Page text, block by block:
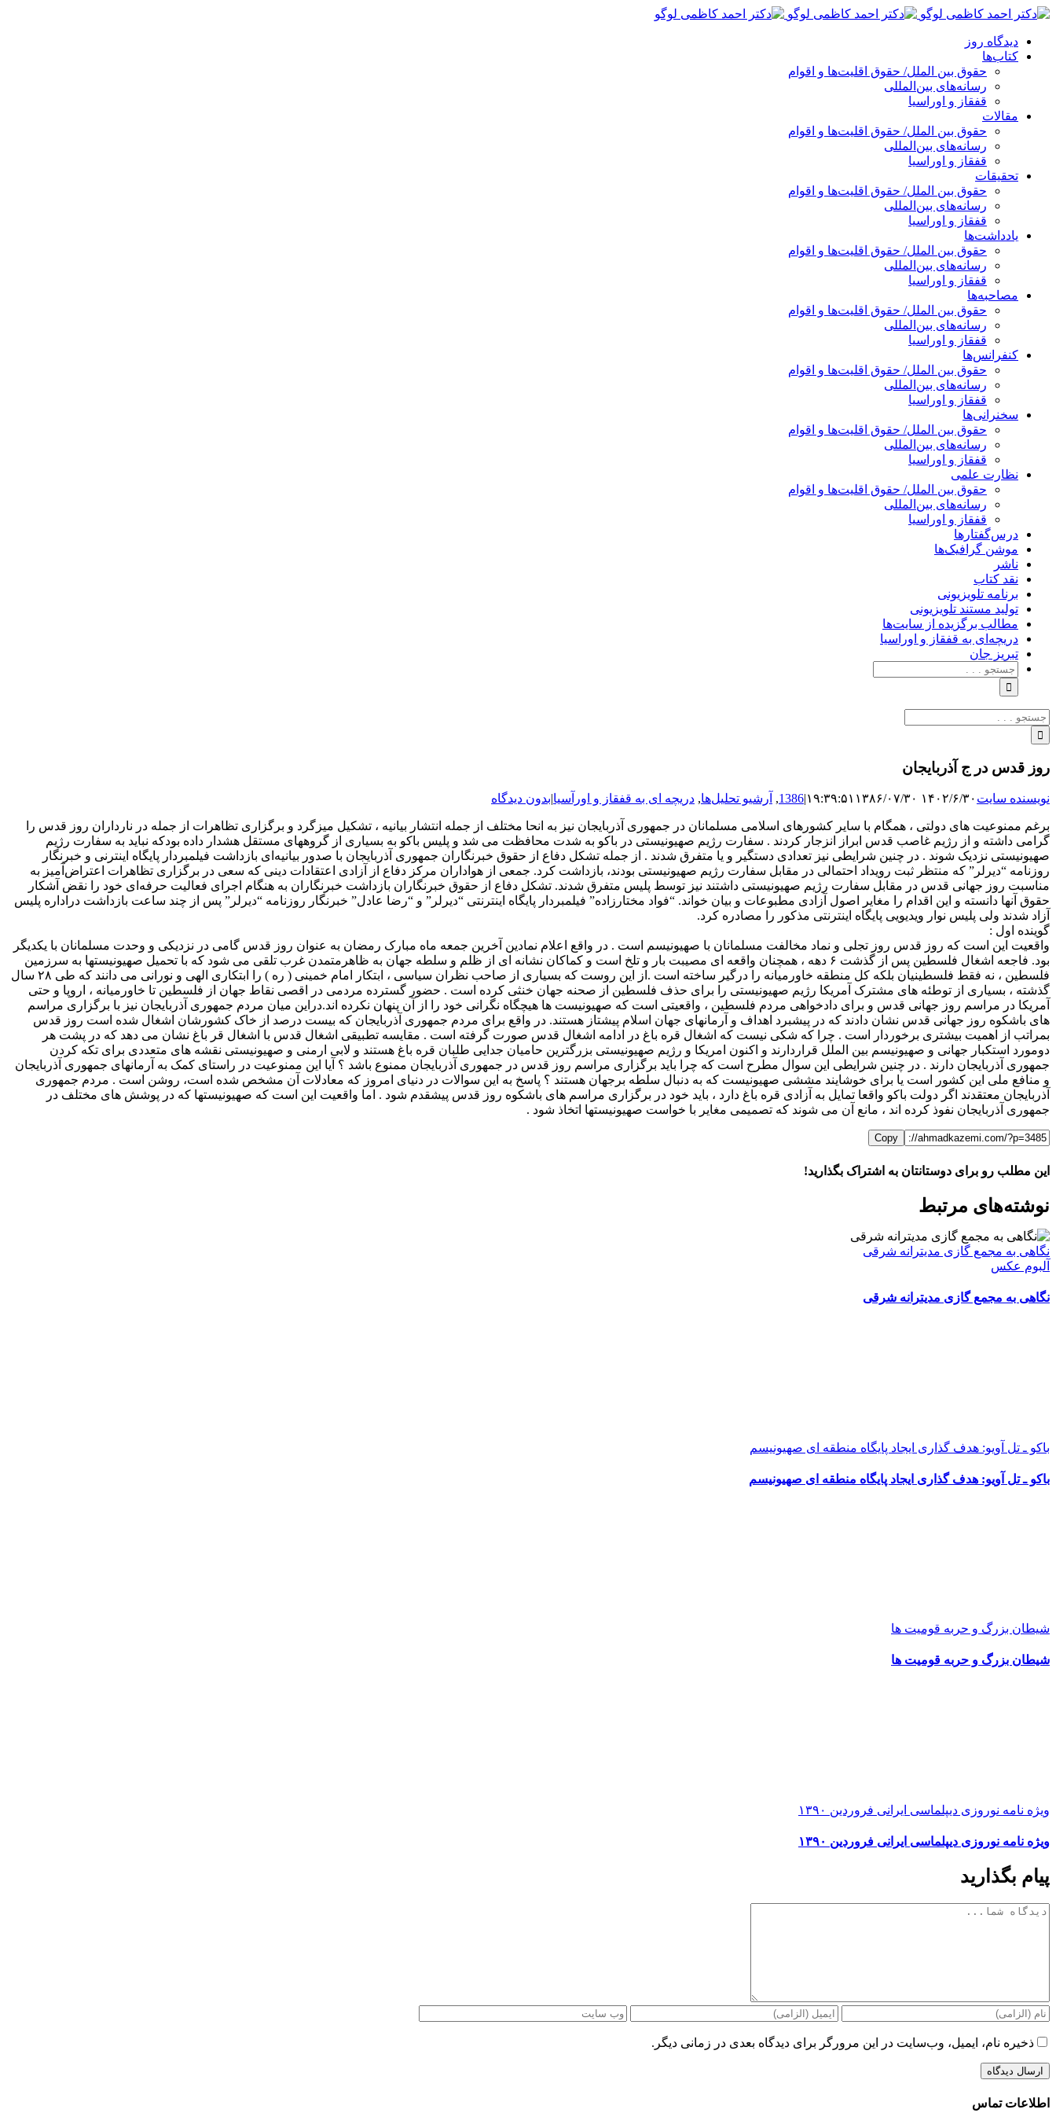
پرش
محتوا
دیدگاه روز
کتاب‌ها
حقوق بین الملل/ حقوق اقلیت‌ها و اقوام
رسانه‌های بین‌المللی
قفقاز و اوراسیا
مقالات
حقوق بین الملل/ حقوق اقلیت‌ها و اقوام
رسانه‌های بین‌المللی
قفقاز و اوراسیا
تحقیقات
حقوق بین الملل/ حقوق اقلیت‌ها و اقوام
رسانه‌های بین‌المللی
قفقاز و اوراسیا
یادداشت‌ها
حقوق بین الملل/ حقوق اقلیت‌ها و اقوام
رسانه‌های بین‌المللی
قفقاز و اوراسیا
مصاحبه‌ها
حقوق بین الملل/ حقوق اقلیت‌ها و اقوام
رسانه‌های بین‌المللی
قفقاز و اوراسیا
کنفرانس‌ها
حقوق بین الملل/ حقوق اقلیت‌ها و اقوام
رسانه‌های بین‌المللی
قفقاز و اوراسیا
سخنرانی‌ها
حقوق بین الملل/ حقوق اقلیت‌ها و اقوام
رسانه‌های بین‌المللی
قفقاز و اوراسیا
نظارت علمی
حقوق بین الملل/ حقوق اقلیت‌ها و اقوام
رسانه‌های بین‌المللی
قفقاز و اوراسیا
درس‌گفتارها
موشن گرافیک‌ها
ناشر
نقد کتاب
برنامه‌ تلویزیونی
تولید مستند تلویزیونی
مطالب برگزیده از سایت‌ها
دریچه‌ای به قفقاز و اوراسیا
تبریزِ جان
جستجو
برای:
جستجو
برای:
روز قدس در ج آذربایجان
نویسنده سایت ۱۴۰۲/۶/۳۰ ۱۹:۳۹:۵۱ ۱۳۸۶/۰۷/۳۰ |
1386
, آرشیو تحلیل‌ها, دریچه ای به قفقاز و اورآسیا|بدون دیدگاه
برغم ممنوعیت های دولتی ، همگام با سایر کشورهای اسلامی مسلمانان در جمهوری آذربایجان نیز به انحا مختلف از جمله انتشار بیانیه ، تشکیل میزگرد و برگزاری تظاهرات از جمله در نارداران روز قدس را
گرامی داشته و از رژیم غاصب قدس ابراز انزجار کردند . سفارت رژیم صهیونیستی در باکو به شدت محافظت می شد و پلیس باکو به بسیاری از گروههای مستقل هشدار داده بودکه نباید به سفارت رژیم
صهیونیستی نزدیک شوند . در چنین شرایطی نیز تعدادی دستگیر و یا متفرق شدند . از جمله تشکل دفاع از حقوق خبرنگاران جمهوری آذربایجان با صدور بیانیه‌ای بازداشت فیلمبردار پایگاه اینترنی و خبرنگار
روزنامه “دیرلر” که منتظر ثبت رویداد احتمالی در مقابل سفارت رژیم صهیونیستی بودند، بازداشت کرد. جمعی از هواداران مرکز دفاع از آزادی اعتقادات دینی که سعی در برگزاری تظاهرات اعتراض‌آمیز به
مناسبت روز جهانی قدس در مقابل سفارت رژیم صهیونیستی داشتند نیز توسط پلیس متفرق شدند. تشکل دفاع از حقوق خبرنگاران بازداشت خبرنگاران به هنگام اجرای فعالیت حرفه‌ای خود را نقض آشکار
حقوق آنها دانسته و این اقدام را مغایر اصول آزادی مطبوعات و بیان خواند. “فواد مختارزاده” فیلمبردار پایگاه اینترنتی “دیرلر” و “رضا عادل” خبرنگار روزنامه “دیرلر” پس از چند ساعت بازداشت دراداره پلیس
آزاد شدند ولی پلیس نوار ویدیویی پایگاه اینترنتی مذکور را مصادره کرد.
گوینده اول :
واقعیت این است که روز قدس روز تجلی و نماد مخالفت مسلمانان با صهیونیسم است . در واقع اعلام نمادین آخرین جمعه ماه مبارک رمضان به عنوان روز قدس گامی در نزدیکی و وحدت مسلمانان با یکدیگر
بود. فاجعه اشغال فلسطین پس از گذشت ۶ دهه ، همچنان واقعه ای مصیبت بار و تلخ است و کماکان نشانه ای از ظلم و سلطه جهان به ظاهرمتمدن غرب تلقی می شود که با تحمیل صهیونیستها به سرزمین
فلسطین ، نه فقط فلسطینیان بلکه کل منطقه خاورمیانه را درگیر ساخته است .از این روست که بسیاری از صاحب نظران سیاسی ، ابتکار امام خمینی ( ره ) را ابتکاری الهی و نورانی می دانند که طی ۲۸ سال
گذشته ، بسیاری از توطئه های مشترک آمریکا رژیم صهیونیستی را برای حذف فلسطین از صحنه جهان خنثی کرده است . حضور گسترده مردمی در اقصی نقاط جهان از فلسطین تا خاورمیانه ، اروپا و حتی
آمریکا در مراسم روز جهانی قدس و برای دادخواهی مردم فلسطین ، واقعیتی است که صهیونیست ها هیچگاه نگرانی خود را از آن پنهان نکرده اند.دراین میان مردم جمهوری آذربایجان نیز با برگزاری مراسم
های باشکوه روز جهانی قدس نشان دادند که در پیشبرد اهداف و آرمانهای جهان اسلام پیشتاز هستند. در واقع برای مردم جمهوری آذربایجان که بیست درصد از خاک کشورشان اشغال شده است روز قدس
بمراتب از اهمیت بیشتری برخوردار است . چرا که شکی نیست که اشغال قره باغ در ادامه اشغال قدس صورت گرفته است . مقایسه تطبیقی اشغال قدس با اشغال قر باغ نشان می دهد که در پشت هر
دومورد استکبار جهانی و صهیونیسم بین الملل قراردارند و اکنون امریکا و رژیم صهیونیستی بزرگترین حامیان جدایی طلبان قره باغ هستند و لابی ارمنی و صهیونیستی نقشه های متعددی برای تکه کردن
جمهوری آذربایجان دارند . در چنین شرایطی این سوال مطرح است که چرا باید برگزاری مراسم روز قدس در جمهوری آذربایجان ممنوع باشد ؟ آیا این ممنوعیت در راستای کمک به آرمانهای جمهوری آذربایجان
و منافع ملی این کشور است یا برای خوشایند مششی صهیونیست که به دنبال سلطه برجهان هستند ؟ پاسخ به این سوالات در دنیای امروز که معادلات آن مشخص شده است، روشن است . مردم جمهوری
آذربایجان معتقدند اگر دولت باکو واقعا تمایل به آزادی قره باغ دارد ، باید خود در برگزاری مراسم های باشکوه روز قدس پیشقدم شود . اما واقعیت این است که صهیونیستها که در پوشش های مختلف در
جمهوری آذربایجان نفوذ کرده اند ، مانع آن می شوند که تصمیمی مغایر با خواست صهیونیستها اتخاذ شود .
Copy
این مطلب رو برای دوستانتان به اشتراک بگذارید!
FacebookX
LinkedIn
WhatsApp
Telegram
ایمیل
نوشته‌‌های مرتبط
نگاهی به مجمع گازی مدیترانه شرقی
آلبوم عکس
نگاهی به مجمع گازی مدیترانه شرقی
باکو ـ تل آویو: هدف گذاری ایجاد پایگاه منطقه ای صهیونیسم
باکو ـ تل آویو: هدف گذاری ایجاد پایگاه منطقه ای صهیونیسم
شیطان بزرگ و حربه قومیت ها
شیطان بزرگ و حربه قومیت ها
ویژه نامه نوروزی دیپلماسی ایرانی فروردین ۱۳۹۰
ویژه نامه نوروزی دیپلماسی ایرانی فروردین ۱۳۹۰
پیام بگذارید
دیدگاه
ذخیره نام، ایمیل، وب‌سایت در این مرورگر برای دیدگاه بعدی در زمانی دیگر.
اطلاعات تماس